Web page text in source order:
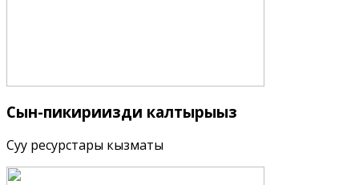
Сын-пикириңизди калтырыңыз
Суу ресурстары кызматы